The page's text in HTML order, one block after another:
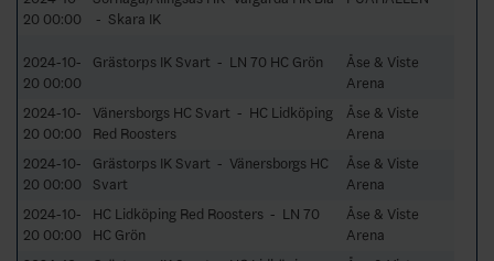
20 00:00
- Skara IK
2024-10-
20 00:00
Grästorps IK Svart - LN 70 HC Grön
Åse & Viste
Arena
2024-10-
20 00:00
Vänersborgs HC Svart - HC Lidköping
Red Roosters
Åse & Viste
Arena
2024-10-
20 00:00
Grästorps IK Svart - Vänersborgs HC
Svart
Åse & Viste
Arena
2024-10-
20 00:00
HC Lidköping Red Roosters - LN 70
HC Grön
Åse & Viste
Arena